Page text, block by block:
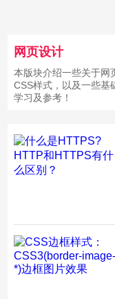
网页设计
本版块介绍一些关于网
CSS样式，以及一些基
学习及参考！